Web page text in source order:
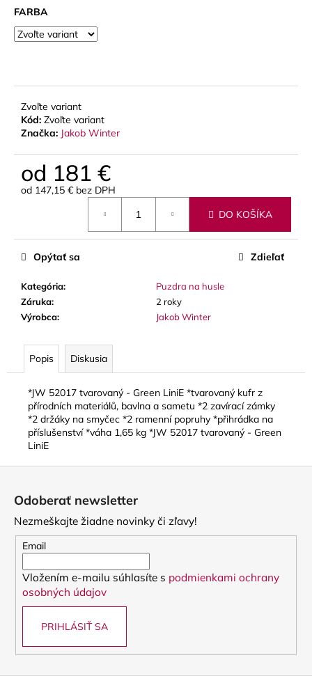
5
FARBA
Zvoľte variant
Kód: Zvoľte variant
Značka: Jakob Winter
od 181 €
od 147,15 € bez DPH
DO KOŠÍKA
Kategória:
Puzdra na husle
Záruka:
2 roky
Výrobca: Jakob Winter
Opýtať sa Zdieľať
Popis Diskusia
*JW 52017 tvarovaný - Green LiniE *tvarovaný kufr z
přírodních materiálů, bavlna a sametu *2 zavírací zámky
*2 držáky na smyčec *2 ramenní popruhy *přihrádka na
příslušenství *váha 1,65 kg *JW 52017 tvarovaný - Green
LiniE
p
o
ú
č
m
LUPIFARO
CLASSIC
PLÁTKY
ALT
SAXOFÓN
3,90
Odoberať newsletter
Nezmeškajte žiadne novinky či zľavy!
Email
Vložením e-mailu súhlasíte s podmienkami ochrany
osobných údajov
PRIHLÁSIŤ SA